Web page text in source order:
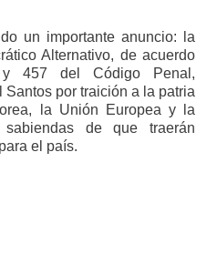
un importante anuncio: la
Alternativo, de acuerdo
457 del Código Penal,
por traición a la patria
la Unión Europea y la
de que traerán
el país.